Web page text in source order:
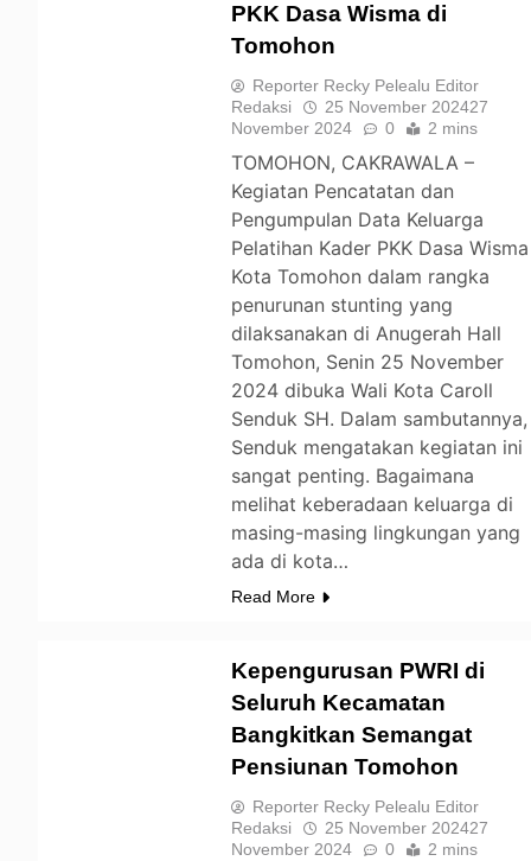
PKK Dasa Wisma di
Tomohon
Reporter Recky Pelealu Editor
Redaksi
25 November 202427
November 2024
0 2 mins
TOMOHON, CAKRAWALA –
Kegiatan Pencatatan dan
Pengumpulan Data Keluarga
Pelatihan Kader PKK Dasa Wisma
Kota Tomohon dalam rangka
penurunan stunting yang
dilaksanakan di Anugerah Hall
Tomohon, Senin 25 November
2024 dibuka Wali Kota Caroll
Senduk SH. Dalam sambutannya,
Senduk mengatakan kegiatan ini
sangat penting. Bagaimana
melihat keberadaan keluarga di
masing-masing lingkungan yang
ada di kota…
Read More
Kepengurusan PWRI di
Seluruh Kecamatan
Bangkitkan Semangat
Pensiunan Tomohon
Reporter Recky Pelealu Editor
Redaksi
25 November 202427
November 2024
0 2 mins